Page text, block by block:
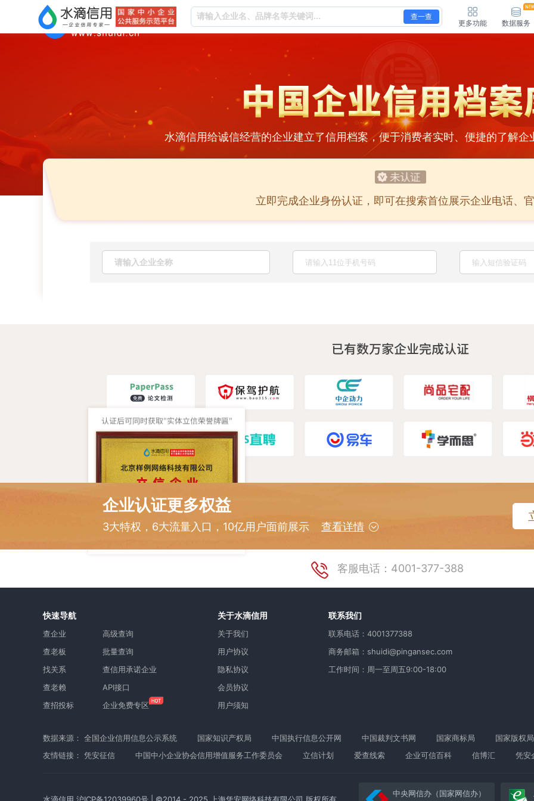
查一查
更多功能 数据服务
水滴信用给诚信经营的企业建立了信用档案，便于消费者实时、便捷的了解企
立即完成企业身份认证，即可在搜索首位展示企业电话、
企业认证更多权益
3大特权，6大流量入口，10亿用户面前展示 查看详情
客服电话：4001-377-388
快速导航
查企业
查老板
找关系
查老赖
查招投标
高级查询
批量查询
查信用承诺企业
API接口
企业免费专区
关于水滴信用
关于我们
用户协议
隐私协议
会员协议
用户须知
联系我们
联系电话：4001377388
商务邮箱：shuidi@pingansec.com
工作时间：周一至周五9:00-18:00
数据来源： 全国企业信用信息公示系统 国家知识产权局 中国执行信息公开网 中国裁判文书网 国家商标局
国家版权局
友情链接： 凭安征信 中国中小企业协会信用增值服务工作委员会 立信计划 爱查线索 企业可信百科 信博汇 凭安
水滴信用 沪ICP备12039960号 | ©2014 - 2025 上海凭安网络科技有限公司 版权所有
中央网信办（国家网信办）